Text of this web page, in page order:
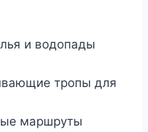
и водопады
тропы для
маршруты